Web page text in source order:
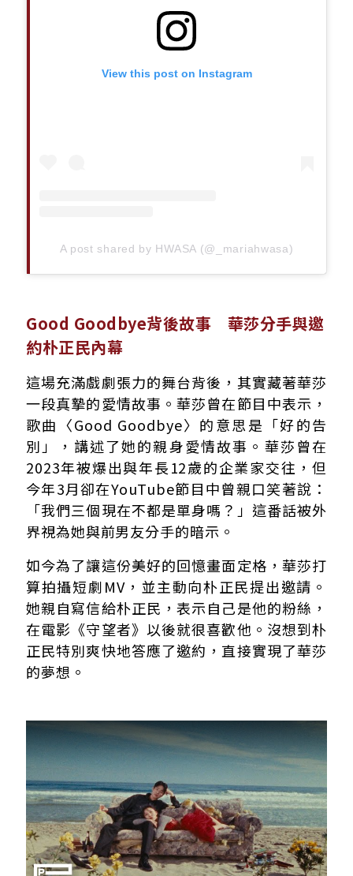
View this post on Instagram
A post shared by HWASA (@_mariahwasa)
Good Goodbye背後故事 華莎分手與邀
約朴正民內幕
這場充滿戲劇張力的舞台背後，其實藏著華莎
一段真摯的愛情故事。華莎曾在節目中表示，
歌曲〈Good Goodbye〉的意思是「好的告
別」，講述了她的親身愛情故事。華莎曾在
2023年被爆出與年長12歲的企業家交往，但
今年3月卻在YouTube節目中曾親口笑著說：
「我們三個現在不都是單身嗎？」這番話被外
界視為她與前男友分手的暗示。
如今為了讓這份美好的回憶畫面定格，華莎打
算拍攝短劇MV，並主動向朴正民提出邀請。
她親自寫信給朴正民，表示自己是他的粉絲，
在電影《守望者》以後就很喜歡他。沒想到朴
正民特別爽快地答應了邀約，直接實現了華莎
的夢想。